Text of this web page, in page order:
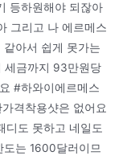
등하원해야 되잖아
그리고 나 에르메스
아서 쉽게 못가는
세금까지 93만원당
#하와이에르메스
격착용샷은 없어요
디도 못하고 네일도
는 1600달러이므